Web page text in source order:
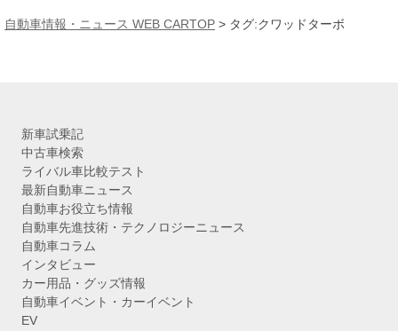
カ
自動車情報・ニュース WEB CARTOP > タグ:クワッドターボ
新車試乗記
中古車検索
ライバル車比較テスト
最新自動車ニュース
自動車お役立ち情報
自動車先進技術・テクノロジーニュース
自動車コラム
インタビュー
カー用品・グッズ情報
自動車イベント・カーイベント
EV